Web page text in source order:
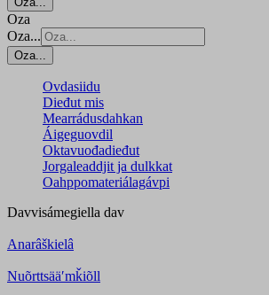
Oza
Oza...
Oza...
Ovdasiidu
Dieđut mis
Mearrádusdahkan
Áigeguovdil
Oktavuođadieđut
Jorgaleaddjit ja dulkkat
Oahppomateriálagávpi
Davvisámegiella dav
Anarâškielâ
Nuõrttsääʹmǩiõll